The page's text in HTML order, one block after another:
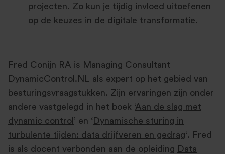
projecten. Zo kun je tijdig invloed uitoefenen
op de keuzes in de digitale transformatie.
Fred Conijn RA is Managing Consultant
DynamicControl.NL als expert op het gebied van
besturingsvraagstukken. Zijn ervaringen zijn onder
andere vastgelegd in het boek ‘Aan de slag met
dynamic control ’ en ‘ Dynamische sturing in
turbulente tijden: data drijfveren en gedrag‘. Fred
is als docent verbonden aan de opleiding Data